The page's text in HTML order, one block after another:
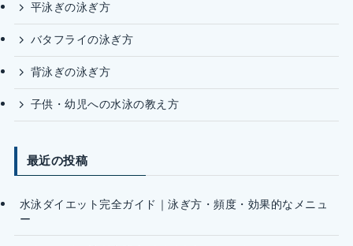
平泳ぎの泳ぎ方
バタフライの泳ぎ方
背泳ぎの泳ぎ方
子供・幼児への水泳の教え方
最近の投稿
水泳ダイエット完全ガイド｜泳ぎ方・頻度・効果的なメニュ
ー